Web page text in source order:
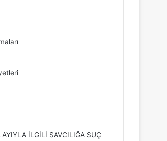
İLGİLİ SAVCILIĞA SUÇ